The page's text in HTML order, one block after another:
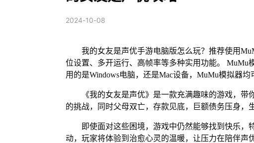
2024-10-08
我的女友是声优手游电脑版怎么玩？推荐使用
位设置、多开运行、高帧率等多种实用功能。 MuMu
用的是Windows电脑，还是Mac设备，MuMu模拟器均
《我的女友是声优》是一款充满趣味的游戏，
的挑战，同时父母双亡，存款见底，巨额债务压身，
即使面对这些困境，游戏中仍然能够找到快乐
动，玩家将体验到治愈心灵的温暖，让压力在陪伴声